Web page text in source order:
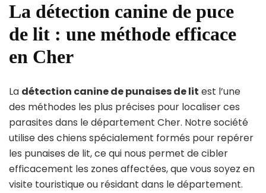
La détection canine de puce
de lit : une méthode efficace
en Cher
La détection canine de punaises de lit est l’une
des méthodes les plus précises pour localiser ces
parasites dans le département Cher. Notre société
utilise des chiens spécialement formés pour repérer
les punaises de lit, ce qui nous permet de cibler
efficacement les zones affectées, que vous soyez en
visite touristique ou résidant dans le département.